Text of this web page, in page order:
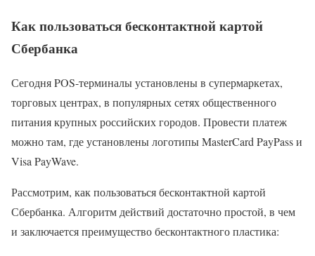
Как пользоваться бесконтактной картой
Сбербанка
Сегодня POS-терминалы установлены в супермаркетах,
торговых центрах, в популярных сетях общественного
питания крупных российских городов. Провести платеж
можно там, где установлены логотипы MasterCard PayPass и
Visa PayWave.
Рассмотрим, как пользоваться бесконтактной картой
Сбербанка. Алгоритм действий достаточно простой, в чем
и заключается преимущество бесконтактного пластика: